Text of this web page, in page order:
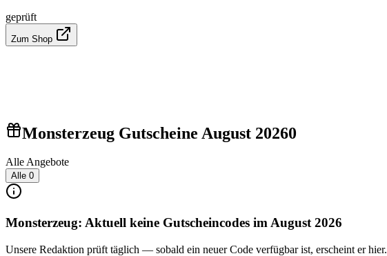
geprüft
Zum Shop
Monsterzeug Gutscheine August 20260
Alle Angebote
Alle 0
Monsterzeug: Aktuell keine Gutscheincodes im August 2026
Unsere Redaktion prüft täglich — sobald ein neuer Code verfügbar ist, erscheint er hier.